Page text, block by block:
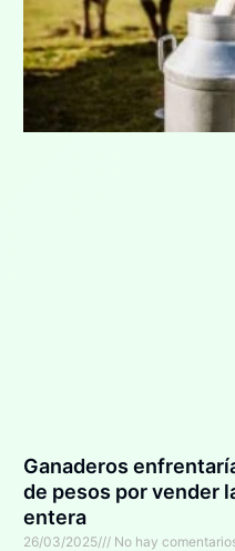
Ganaderos
de pesos por vender
entera
26/03/2025 No hay